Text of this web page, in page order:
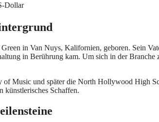
Dollar
in Van Nuys, Kalifornien, geboren. Sein
in Berührung kam. Um sich in der
Music und später die North Hollywood High
künstlerisches Schaffen.